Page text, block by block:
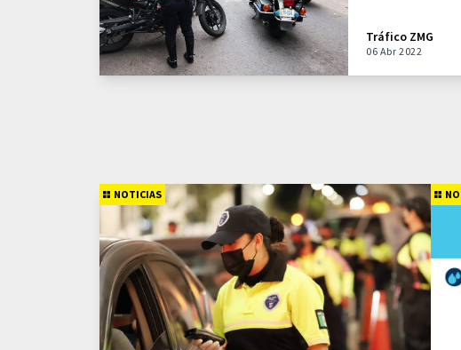
Tráfico ZMG
06 Abr 2022
NOTICIAS